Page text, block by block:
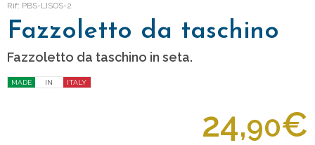
Rif: PBS-LISOS-2
Fazzoletto da taschino
Fazzoletto da taschino in seta.
MADE IN ITALY
24,90€